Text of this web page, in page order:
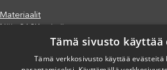
Materiaalit
Näin SASK toimii
Jäsenjärjestöt
Saavutettavuusseloste
Tämä sivusto käyttää
Tämä verkkosivusto käyttää evästeitä